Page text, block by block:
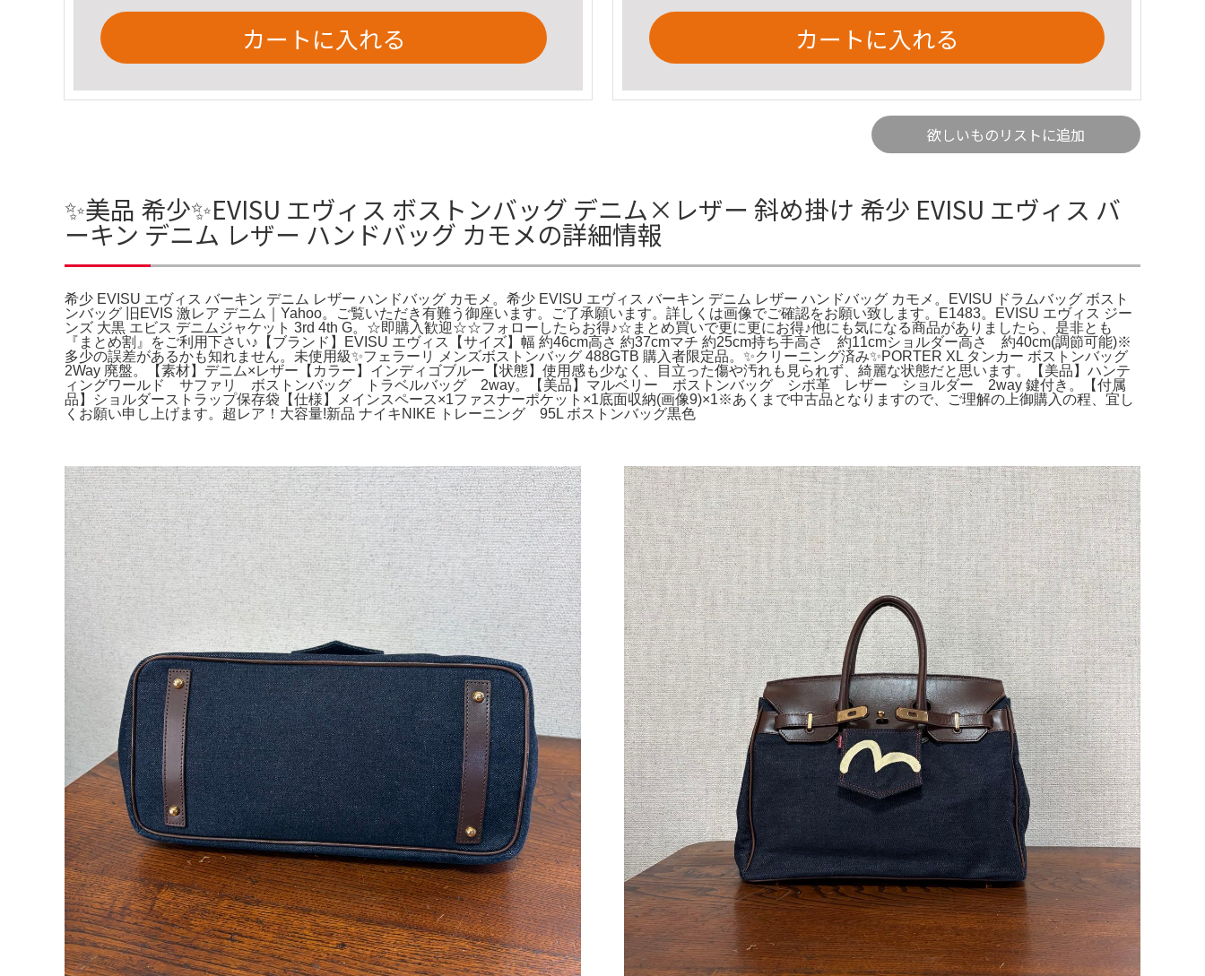
カートに入れる カートに入れる
欲しいものリストに追加
✨美品 希少✨EVISU エヴィス ボストンバッグ デニム×レザー 斜め掛け 希少 EVISU エヴィス バ
ーキン デニム レザー ハンドバッグ カモメの詳細情報
希少 EVISU エヴィス バーキン デニム レザー ハンドバッグ カモメ。希少 EVISU エヴィス バーキン デニム レザー ハンドバッグ カモメ。EVISU ドラムバッグ ボスト
ンバッグ 旧EVIS 激レア デニム｜Yahoo。ご覧いただき有難う御座います。ご了承願います。詳しくは画像でご確認をお願い致します。E1483。EVISU エヴィス ジー
ンズ 大黒 エビス デニムジャケット 3rd 4th G。☆即購入歓迎☆☆フォローしたらお得♪☆まとめ買いで更に更にお得♪他にも気になる商品がありましたら、是非とも
『まとめ割』をご利用下さい♪【ブランド】EVISU エヴィス【サイズ】幅 約46cm高さ 約37cmマチ 約25cm持ち手高さ 約11cmショルダー高さ 約40cm(調節可能)※
多少の誤差があるかも知れません。未使用級✨フェラーリ メンズボストンバッグ 488GTB 購入者限定品。✨️クリーニング済み✨️PORTER XL タンカー ボストンバッグ
2Way 廃盤。【素材】デニム×レザー【カラー】インディゴブルー【状態】使用感も少なく、目立った傷や汚れも見られず、綺麗な状態だと思います。【美品】ハンテ
ィングワールド サファリ ボストンバッグ トラベルバッグ 2way。【美品】マルベリー ボストンバッグ シボ革 レザー ショルダー 2way 鍵付き。【付属
品】ショルダーストラップ保存袋【仕様】メインスペース×1ファスナーポケット×1底面収納(画像9)×1※あくまで中古品となりますので、ご理解の上御購入の程、宜し
くお願い申し上げます。超レア！大容量!新品 ナイキNIKE トレーニング 95L ボストンバッグ黒色